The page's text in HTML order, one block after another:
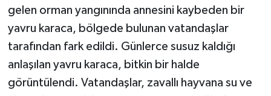
gelen orman yangınında annesini kaybeden bir
yavru karaca, bölgede bulunan vatandaşlar
tarafından fark edildi. Günlerce susuz kaldığı
anlaşılan yavru karaca, bitkin bir halde
görüntülendi. Vatandaşlar, zavallı hayvana su ve